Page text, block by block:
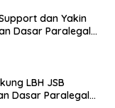
dan Yakin
Dasar Paralegal
LBH JSB
Dasar Paralegal